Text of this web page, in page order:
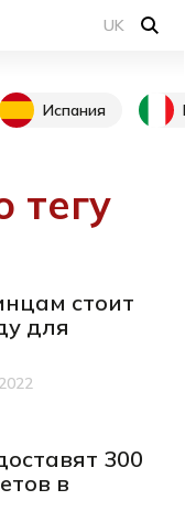
UK
Испания
тегу
стоит
для
300
в